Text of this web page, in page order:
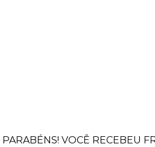
PARABÉNS! VOCÊ RECEBEU